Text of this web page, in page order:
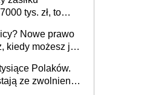
tys. zł, to
Nowe prawo
kiedy możesz je
Polaków.
ze zwolnienia